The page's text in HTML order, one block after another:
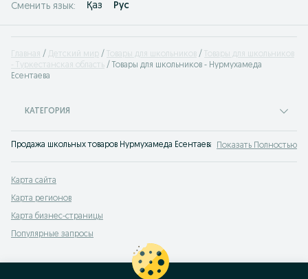
Сменить язык: Қаз Рус
Главная Детский мир Товары для школьников
Товары для школьников
- Туркестанская область
Товары для школьников - Нурмухамеда
Есентаева
КАТЕГОРИЯ
Продажа школьных товаров Нурмухамеда Есентаева: школьные сумки,
Здесь можно удобно купить или продать школьные рюкзаки, сарафаны,
Показать Полностью
Карта сайта
Карта регионов
Карта бизнес-страницы
Популярные запросы